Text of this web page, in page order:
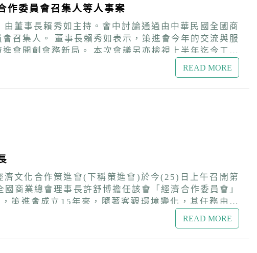
作委員會召集人等人事案
董事長賴秀如主持。會中討論通過由中華民國全國商
年的交流與服
另亦檢視上半年迄今工作
READ MORE
商業總會理事長許舒博擔任該會「經濟合作委員會」
隊，加強整合政府及民間的資源與力量，應用新的思
READ MORE